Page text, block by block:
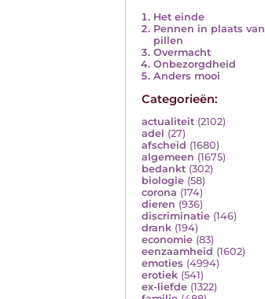
Het einde
Pennen in plaats van
pillen
Overmacht
Onbezorgdheid
Anders mooi
Categorieën:
actualiteit (2102)
adel (27)
afscheid (1680)
algemeen (1675)
bedankt (302)
biologie (58)
corona (174)
dieren (936)
discriminatie (146)
drank (194)
economie (83)
eenzaamheid (1602)
emoties (4994)
erotiek (541)
ex-liefde (1322)